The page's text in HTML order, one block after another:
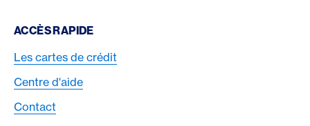
Footer Navigation
ACCÈS RAPIDE
Les cartes de crédit
Centre d'aide
Contact